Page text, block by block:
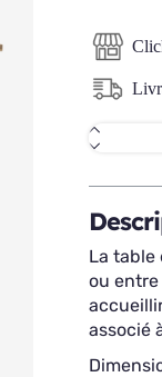
quantité
de
table
extensible
La table
ou entre
associé